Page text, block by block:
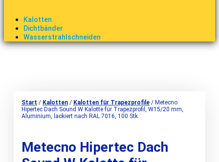
Kalotten
Dichtbänder
Wasserstrahlschneiden
Start / Kalotten / Kalotten für Trapezprofile / Metecno
Hipertec Dach Sound W Kalotte für Trapezprofil, W15/20 mm,
Aluminium, lackiert nach RAL 7016, 100 Stk.
Metecno Hipertec Dach